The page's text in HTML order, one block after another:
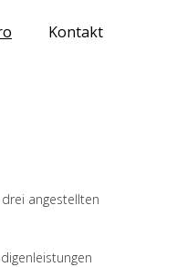
Kontakt
angestellten